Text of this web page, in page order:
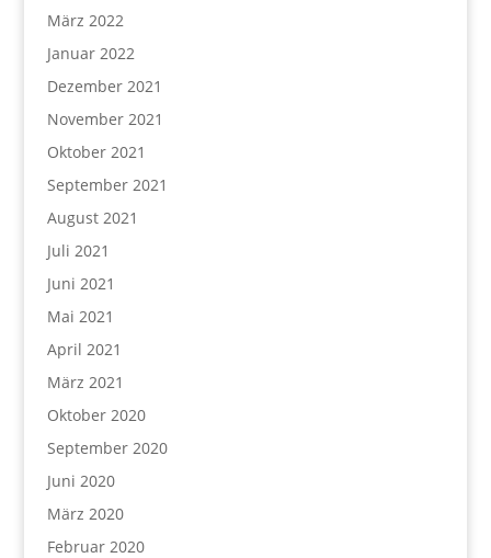
März 2022
Januar 2022
Dezember 2021
November 2021
Oktober 2021
September 2021
August 2021
Juli 2021
Juni 2021
Mai 2021
April 2021
März 2021
Oktober 2020
September 2020
Juni 2020
März 2020
Februar 2020